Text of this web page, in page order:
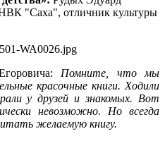
"Саха", отличник культуры
Помните, что мы
красочные книги. Ходили
у друзей и знакомых. Вот
невозможно. Но всегда
желаемую книгу.